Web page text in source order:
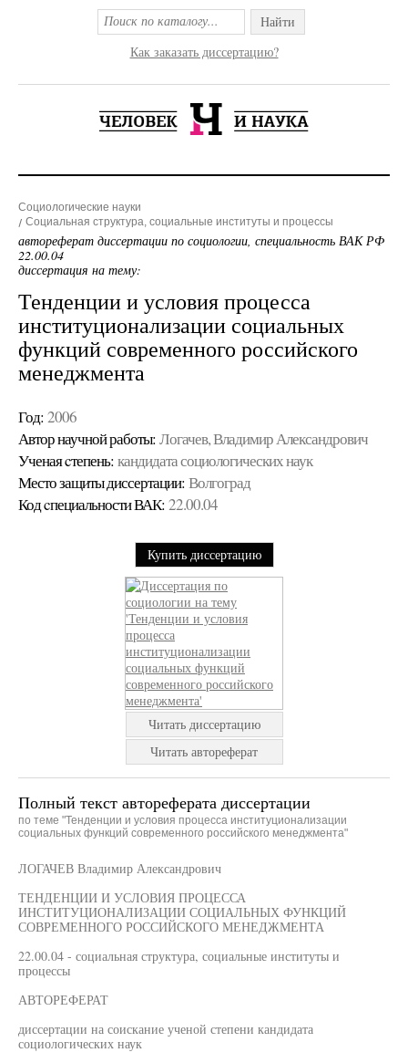
Найти
Как заказать диссертацию?
Социологические науки
Социальная структура, социальные институты и процессы
автореферат диссертации по социологии, специальность ВАК РФ
22.00.04
диссертация на тему:
Тенденции и условия процесса
институционализации социальных
функций современного российского
менеджмента
Год: 2006
Автор научной работы: Логачев, Владимир Александрович
Ученая cтепень: кандидата социологических наук
Место защиты диссертации: Волгоград
Код cпециальности ВАК: 22.00.04
Купить диссертацию
Читать диссертацию
Читать автореферат
Полный текст автореферата диссертации
по теме "Тенденции и условия процесса институционализации
социальных функций современного российского менеджмента"
ЛОГАЧЕВ Владимир Александрович
ТЕНДЕНЦИИ И УСЛОВИЯ ПРОЦЕССА
ИНСТИТУЦИОНАЛИЗАЦИИ СОЦИАЛЬНЫХ ФУНКЦИЙ
СОВРЕМЕННОГО РОССИЙСКОГО МЕНЕДЖМЕНТА
22.00.04 - социальная структура, социальные институты и
процессы
АВТОРЕФЕРАТ
диссертации на соискание ученой степени кандидата
социологических наук